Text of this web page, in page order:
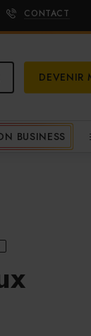
CONTACT
DEVENIR
BUSINESS